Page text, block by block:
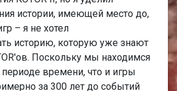
истории, имеющей место до,
– я не хотел
историю, которую уже знают
Поскольку мы находимся
времени, что и игры
за 300 лет до событий